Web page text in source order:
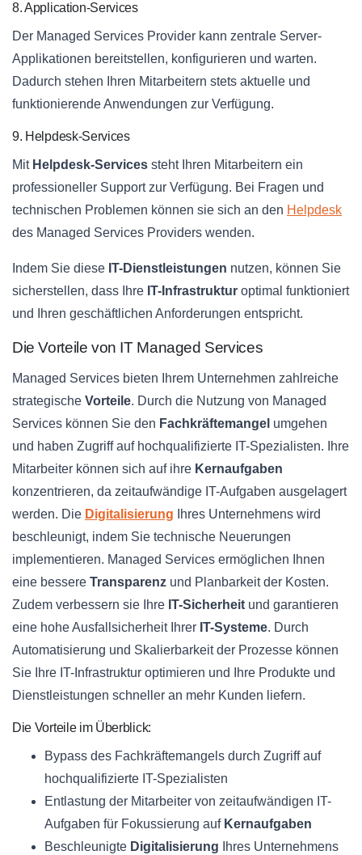
8. Application-Services
Der Managed Services Provider kann zentrale Server-
Applikationen bereitstellen, konfigurieren und warten.
Dadurch stehen Ihren Mitarbeitern stets aktuelle und
funktionierende Anwendungen zur Verfügung.
9. Helpdesk-Services
Mit Helpdesk-Services steht Ihren Mitarbeitern ein
professioneller Support zur Verfügung. Bei Fragen und
technischen Problemen können sie sich an den Helpdesk
des Managed Services Providers wenden.
Indem Sie diese IT-Dienstleistungen nutzen, können Sie
sicherstellen, dass Ihre IT-Infrastruktur optimal funktioniert
und Ihren geschäftlichen Anforderungen entspricht.
Die Vorteile von IT Managed Services
Managed Services bieten Ihrem Unternehmen zahlreiche
strategische Vorteile. Durch die Nutzung von Managed
Services können Sie den Fachkräftemangel umgehen
und haben Zugriff auf hochqualifizierte IT-Spezialisten. Ihre
Mitarbeiter können sich auf ihre Kernaufgaben
konzentrieren, da zeitaufwändige IT-Aufgaben ausgelagert
werden. Die Digitalisierung Ihres Unternehmens wird
beschleunigt, indem Sie technische Neuerungen
implementieren. Managed Services ermöglichen Ihnen
eine bessere Transparenz und Planbarkeit der Kosten.
Zudem verbessern sie Ihre IT-Sicherheit und garantieren
eine hohe Ausfallsicherheit Ihrer IT-Systeme. Durch
Automatisierung und Skalierbarkeit der Prozesse können
Sie Ihre IT-Infrastruktur optimieren und Ihre Produkte und
Dienstleistungen schneller an mehr Kunden liefern.
Die Vorteile im Überblick:
Bypass des Fachkräftemangels durch Zugriff auf
hochqualifizierte IT-Spezialisten
Entlastung der Mitarbeiter von zeitaufwändigen IT-
Aufgaben für Fokussierung auf Kernaufgaben
Beschleunigte Digitalisierung Ihres Unternehmens